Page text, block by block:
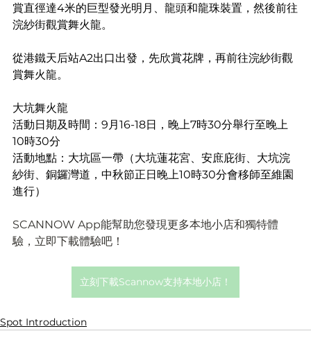
賞直徑達4米的巨型發光明月、龍頭和龍珠裝置，然後前往
浣紗街觀賞舞火龍。
從港鐵天后站A2出口出發，先欣賞花牌，再前往浣紗街觀
賞舞火龍。
大坑舞火龍
活動日期及時間：9月16-18日，晚上7時30分舉行至晚上
10時30分
活動地點：大坑區一帶（大坑蓮花宮、安庶庇街、大坑浣
紗街、銅鑼灣道，中秋節正日晚上10時30分會移師至維園
進行）
SCANNOW App能幫助您發現更多本地小店和獨特體
驗，立即下載體驗吧！
立刻下載Scannow支持本地小店！
Spot Introduction